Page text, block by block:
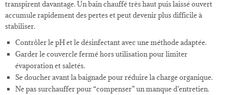
transpirent davantage. Un bain chauffé très haut puis laissé ouvert
accumule rapidement des pertes et peut devenir plus difficile à
stabiliser.
Contrôler le pH et le désinfectant avec une méthode adaptée.
Garder le couvercle fermé hors utilisation pour limiter
évaporation et saletés.
Se doucher avant la baignade pour réduire la charge organique.
Ne pas surchauffer pour “compenser” un manque d’entretien.